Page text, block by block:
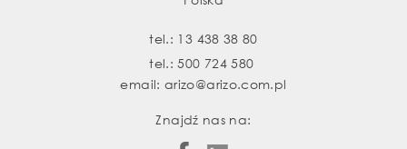
tel.: 13 438 38 80
tel.:500 724 580
email:arizo@arizo.com.pl
Znajdź nas na: